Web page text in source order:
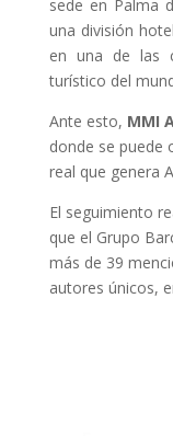
sede en Palma
una división
en una de las
turístico del
Ante esto, MMI
donde se puede
real que genera
El seguimiento
que el Grupo
más de 39
autores únicos,